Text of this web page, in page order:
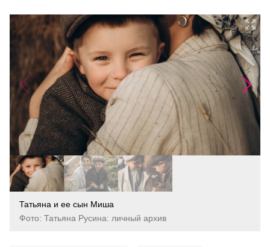
Татьяна и ее сын Миша
Фото: Татьяна Русина: личный архив